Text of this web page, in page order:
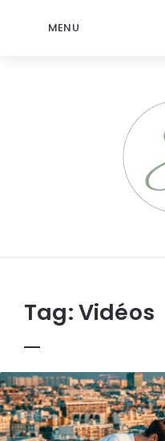
MENU
Tag:Vidéos